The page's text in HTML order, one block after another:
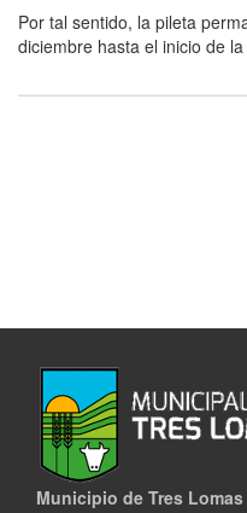
Por tal sentido, la pileta
diciembre hasta el inicio de
Municipio de Tres Lomas